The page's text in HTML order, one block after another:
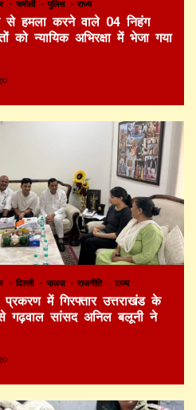
चमोली पुलिस राज्य
से हमला करने वाले 04 निहंग
को न्यायिक अभिरक्षा में भेजा गया
दिल्ली भाजपा राजनीति राज्य
में गिरफ्तार उत्तराखंड के
गढ़वाल सांसद अनिल बलूनी ने